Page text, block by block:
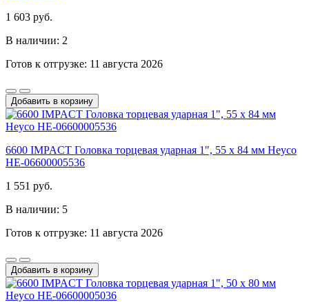
1 603 руб.
В наличии: 2
Готов к отгрузке: 11 августа 2026
Добавить в корзину
6600 IMPACT Головка торцевая ударная 1", 55 x 84 мм Heyco
HE-06600005536
1 551 руб.
В наличии: 5
Готов к отгрузке: 11 августа 2026
Добавить в корзину